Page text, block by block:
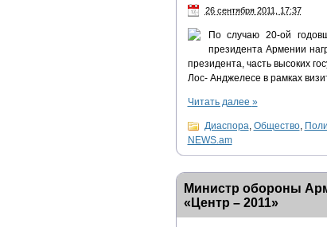
26 сентября 2011, 17:37
По случаю 20-ой
президента Армении
президента, часть высоких
Лос- Анджелесе в рамках
Читать далее »
Диаспора Общество,
NEWS.am
Министр обороны
«Центр – 2011»